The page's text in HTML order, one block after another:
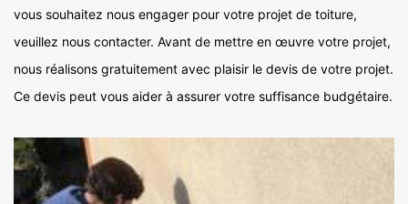
vous souhaitez nous engager pour votre projet de toiture,
veuillez nous contacter. Avant de mettre en œuvre votre projet,
nous réalisons gratuitement avec plaisir le devis de votre projet.
Ce devis peut vous aider à assurer votre suffisance budgétaire.